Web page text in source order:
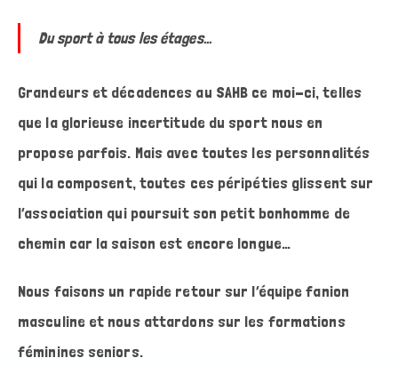
Du sport à tous les étages…
Grandeurs et décadences au SAHB ce moi-ci, telles
que la glorieuse incertitude du sport nous en
propose parfois. Mais avec toutes les personnalités
qui la composent, toutes ces péripéties glissent sur
l’association qui poursuit son petit bonhomme de
chemin car la saison est encore longue…
Nous faisons un rapide retour sur l’équipe fanion
masculine et nous attardons sur les formations
féminines seniors.